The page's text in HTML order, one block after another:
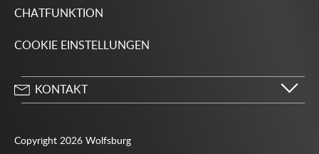
CHATFUNKTION
COOKIE EINSTELLUNGEN
KONTAKT
Copyright 2026 Wolfsburg